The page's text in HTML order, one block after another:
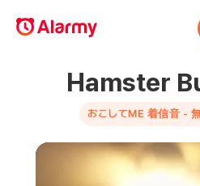
Hamster
おこしてME 着信音 -